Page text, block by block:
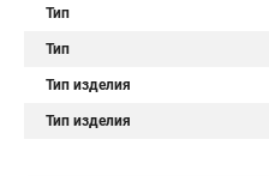
Тип
Тип
Тип изделия
Тип изделия